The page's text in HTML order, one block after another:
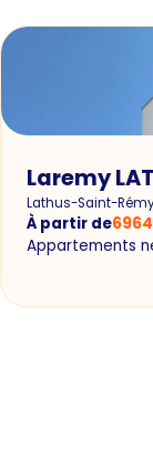
Laremy
Lathus-Saint-
À partir de
Appartements